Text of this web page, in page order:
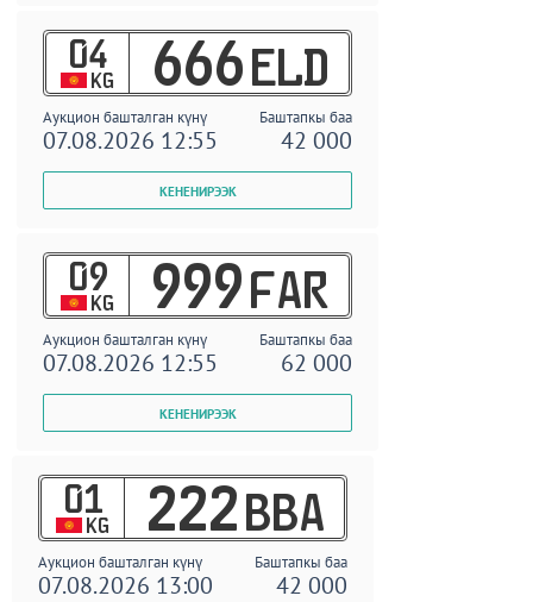
04
KG 666 ELD
Аукцион башталган күнү Баштапкы баа
07.08.2026 12:55 42 000
09
KG 999 FAR
Аукцион башталган күнү Баштапкы баа
07.08.2026 12:55 62 000
01
KG 222 BBA
Аукцион башталган күнү Баштапкы баа
07.08.2026 13:00 42 000